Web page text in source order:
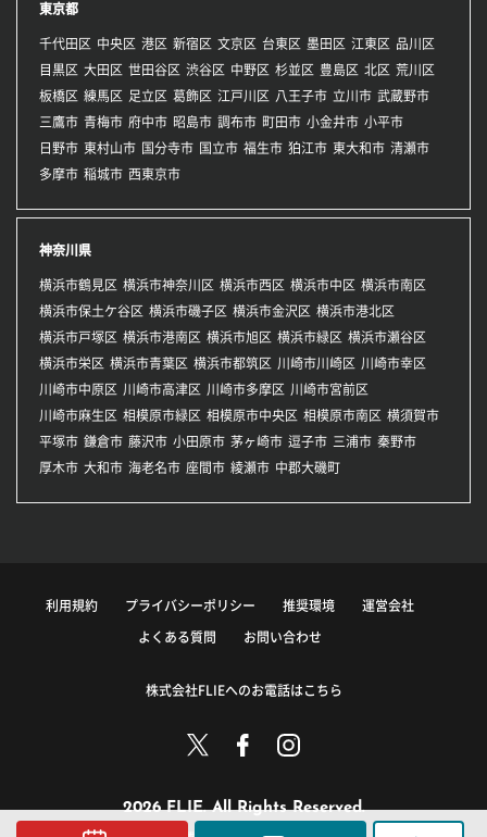
東京都
千代田区 中央区 港区 新宿区 文京区 台東区 墨田区 江東区 品川区
目黒区 大田区 世田谷区 渋谷区 中野区 杉並区 豊島区 北区 荒川区
板橋区 練馬区 足立区 葛飾区 江戸川区 八王子市 立川市 武蔵野市
三鷹市 青梅市 府中市 昭島市 調布市 町田市 小金井市 小平市
日野市 東村山市 国分寺市 国立市 福生市 狛江市 東大和市 清瀬市
多摩市 稲城市 西東京市
神奈川県
横浜市鶴見区 横浜市神奈川区 横浜市西区 横浜市中区 横浜市南区
横浜市保土ケ谷区 横浜市磯子区 横浜市金沢区 横浜市港北区
横浜市戸塚区 横浜市港南区 横浜市旭区 横浜市緑区 横浜市瀬谷区
横浜市栄区 横浜市青葉区 横浜市都筑区 川崎市川崎区 川崎市幸区
川崎市中原区 川崎市高津区 川崎市多摩区 川崎市宮前区
川崎市麻生区 相模原市緑区 相模原市中央区 相模原市南区 横須賀市
平塚市 鎌倉市 藤沢市 小田原市 茅ヶ崎市 逗子市 三浦市 秦野市
厚木市 大和市 海老名市 座間市 綾瀬市 中郡大磯町
利用規約 プライバシーポリシー 推奨環境 運営会社
よくある質問 お問い合わせ
株式会社FLIEへのお電話はこちら
2026 FLIE. All Rights Reserved.